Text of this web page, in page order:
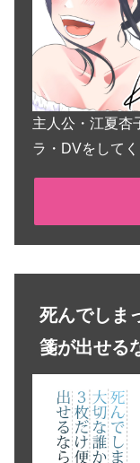
主人公・江夏杏
ラ・DVをして
死んでしま
箋が出せる